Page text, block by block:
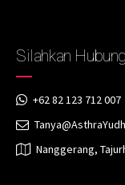
Silahkan
+62 82 123 712 007
Nanggerang,